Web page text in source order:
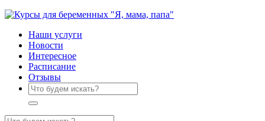
Наши услуги
Новости
Интересное
Расписание
Отзывы